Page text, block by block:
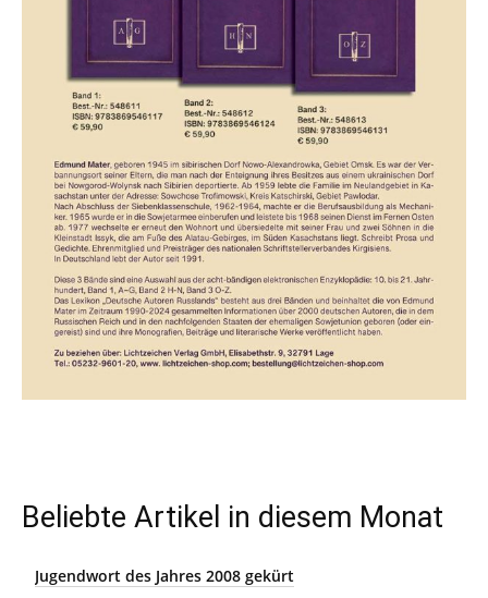
Beliebte Artikel in diesem Monat
Jugendwort des Jahres 2008 gekürt